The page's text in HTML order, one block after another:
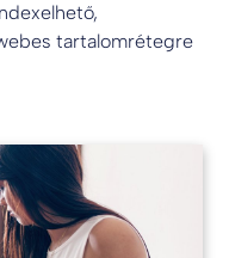
tartalomrétegre